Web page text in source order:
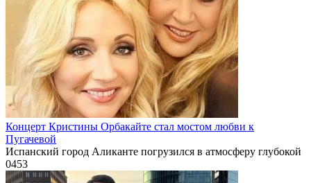
Концерт Кристины Орбакайте стал мостом любви к
Пугачевой
Испанский город Аликанте погрузился в атмосферу глубокой
0453